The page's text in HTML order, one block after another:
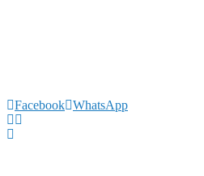
Facebook WhatsApp